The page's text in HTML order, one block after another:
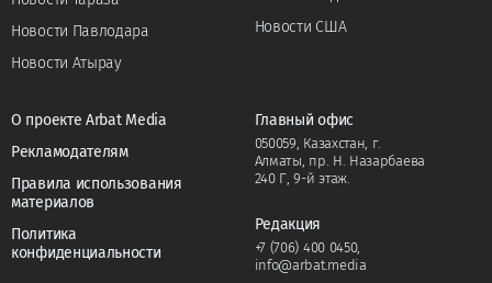
Новости Павлодара
Новости Атырау
Новости США
О проекте Arbat Media
Рекламодателям
Правила использования
материалов
Политика
конфиденциальности
Главный офис
050059, Казахстан, г.
Алматы, пр. Н. Назарбаева
240 Г, 9-й этаж.
Редакция
+7 (706) 400 0450,
info@arbat.media